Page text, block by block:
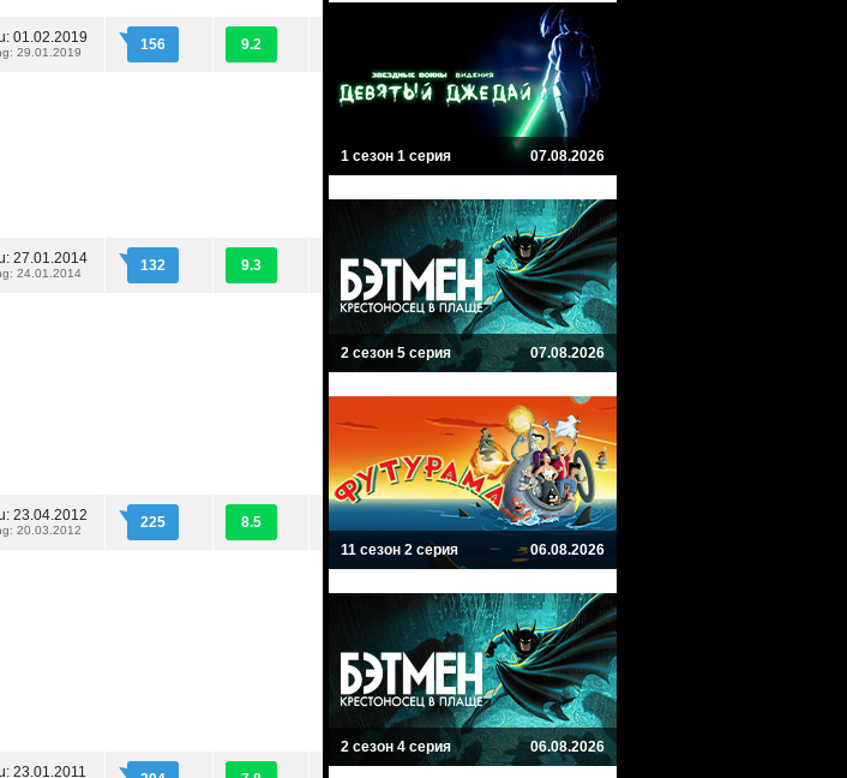
01.02.2019
29.01.2019 156 9.2
27.01.2014
24.01.2014 132 9.3
23.04.2012
20.03.2012 225 8.5
23.01.2011
1 сезон 1 серия 07.08.2026
2 сезон 5 серия 07.08.2026
11 сезон 2 серия 06.08.2026
2 сезон 4 серия 06.08.2026